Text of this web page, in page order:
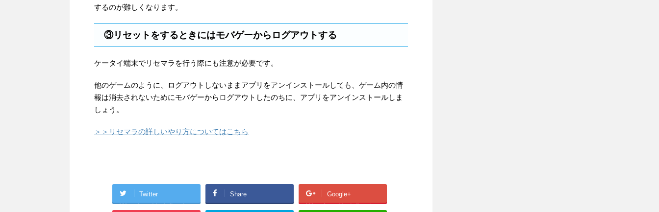
するのが難しくなります。
③リセットをするときにはモバゲーからログアウトする
ケータイ端末でリセマラを行う際にも注意が必要です。
他のゲームのように、ログアウトしないままアプリをアンインストールしても、ゲーム内の情
報は消去されないためにモバゲーからログアウトしたのちに、アプリをアンインストールしま
しょう。
＞＞リセマラの詳しいやり方についてはこちら
Twitter
Warning: Undefined
Share Google+
Warning: Undefined